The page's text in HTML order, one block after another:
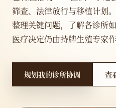
筛查、法律放行与移植计划
整理关键问题，了解各诊所
医疗决定仍由持牌生殖专家作
规划我的诊所协调 查